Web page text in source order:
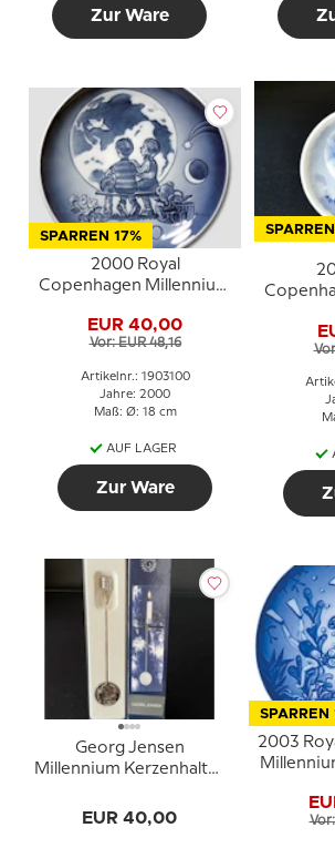
Zur Ware
SPARREN 17%
2000 Royal
Copenhagen Millennium
Mond
EUR 40,00
Vor: EUR 48,16
Artikelnr.: 1903100
Jahre: 2000
Maß: Ø: 18 cm
AUF LAGER
Zur Ware
Georg Jensen
Millennium Kerzenhalter
EUR 40,00
SPARREN
2003
Vor: